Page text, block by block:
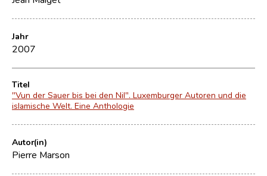
Jahr
2007
Titel
"Vun der Sauer bis bei den Nil". Luxemburger Autoren und die
islamische Welt. Eine Anthologie
Autor(in)
Pierre Marson